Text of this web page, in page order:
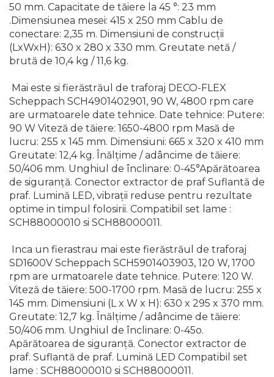
Scule de Mana
Surubelnite
Scule Tamplarie
Gaurit si Slefuit
Truse Scule
Baroase
Set Biti
Adaptoare Pentru Biti
Indoit Tevi
Ciocane Profesionale
Pile Metalice
Scule Electrician
Subler
Topoare & Toporisti
Sarpe Desfundat Tevi
Nivele
Ruleta de Masurat
Amortizoare Hidraulice
50 mm. Capacitate de tăiere la 45 °: 23 mm
.Dimensiunea mesei: 415 x 250 mm Cablu de
conectare: 2,35 m. Dimensiuni de construcţii
(LxWxH): 630 x 280 x 330 mm. Greutate netă /
brută de 10,4 kg / 11,6 kg.
Mai este si fierăstrăul de traforaj DECO-FLEX
Scheppach SCH4901402901, 90 W, 4800 rpm care
are urmatoarele date tehnice. Date tehnice: Putere:
90 W Viteză de tăiere: 1650-4800 rpm Masă de
lucru: 255 x 145 mm. Dimensiuni: 665 x 320 x 410 mm
Greutate: 12,4 kg. Înălţime / adâncime de tăiere:
50/406 mm. Unghiul de înclinare: 0-45°Apărătoarea
de siguranţă. Conector extractor de praf Suflantă de
praf. Lumină LED, vibrații reduse pentru rezultate
optime in timpul folosirii. Compatibil set lame :
SCH88000010 si SCH88000011.
Inca un fierastrau mai este fierăstrăul de traforaj
SD1600V Scheppach SCH5901403903, 120 W, 1700
rpm are urmatoarele date tehnice. Putere: 120 W.
Viteză de tăiere: 500-1700 rpm. Masă de lucru: 255 x
145 mm. Dimensiuni (L x W x H): 630 x 295 x 370 mm.
Greutate: 12,7 kg. Înălţime / adâncime de tăiere:
50/406 mm. Unghiul de înclinare: 0-45o.
Apărătoarea de siguranţă. Conector extractor de
praf. Suflantă de praf. Lumină LED Compatibil set
lame : SCH88000010 si SCH88000011.